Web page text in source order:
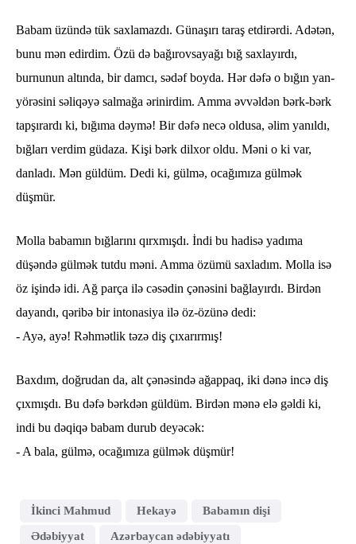
Babam üzündə tük saxlamazdı. Günaşırı taraş etdirərdi. Adətən,
bunu mən edirdim. Özü də bağırovsayağı bığ saxlayırdı,
burnunun altında, bir damcı, sədəf boyda. Hər dəfə o bığın yan-
yörəsini səliqəyə salmağa ərinirdim. Amma əvvəldən bərk-bərk
tapşırardı ki, bığıma dəymə! Bir dəfə necə oldusa, əlim yanıldı,
bığları verdim güdaza. Kişi bərk dilxor oldu. Məni o ki var,
danladı. Mən güldüm. Dedi ki, gülmə, ocağımıza gülmək
düşmür.
Molla babamın bığlarını qırxmışdı. İndi bu hadisə yadıma
düşəndə gülmək tutdu məni. Amma özümü saxladım. Molla isə
öz işində idi. Ağ parça ilə cəsədin çənəsini bağlayırdı. Birdən
dayandı, qəribə bir intonasiya ilə öz-özünə dedi:
- Ayə, ayə! Rəhmətlik təzə diş çıxarırmış!
Baxdım, doğrudan da, alt çənəsində ağappaq, iki dənə incə diş
çıxmışdı. Bu dəfə bərkdən güldüm. Birdən mənə elə gəldi ki,
indi bu dəqiqə babam durub deyəcək:
- A bala, gülmə, ocağımıza gülmək düşmür!
İkinci Mahmud Hekayə
Babamın dişi
Ədəbiyyat
Azərbaycan ədəbiyyatı